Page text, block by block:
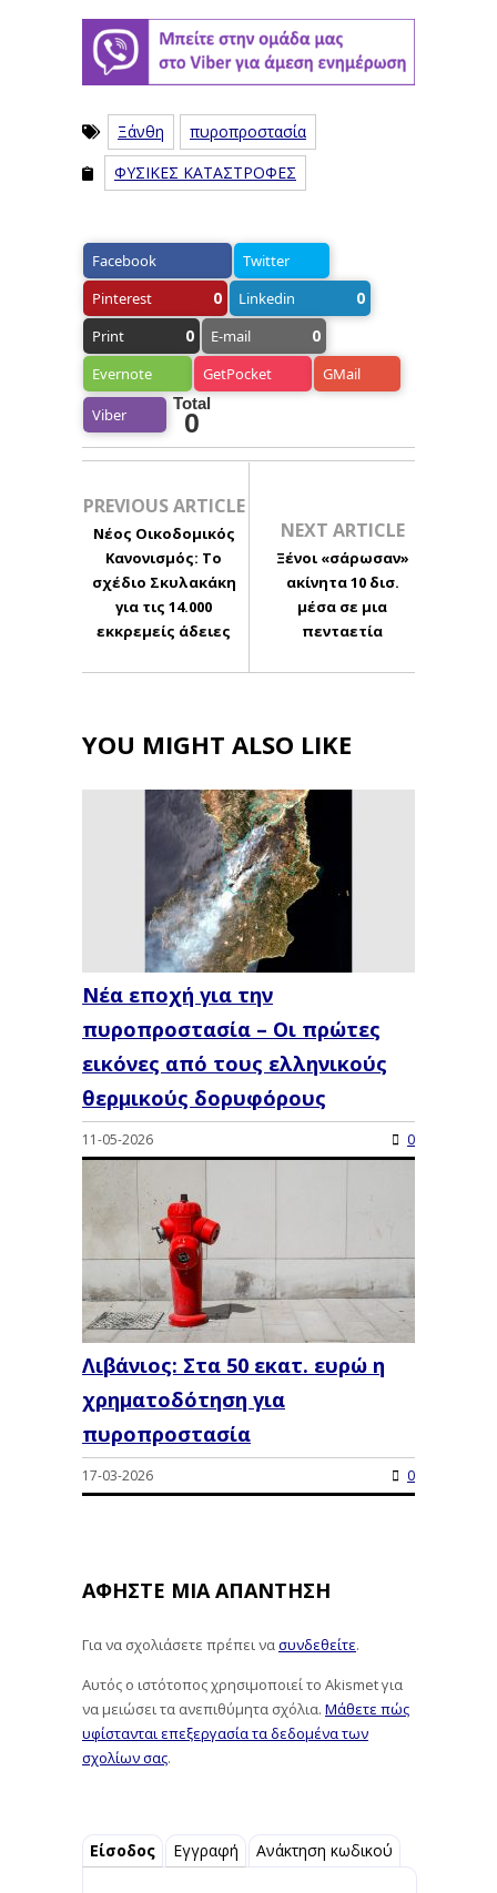
Ξάνθη
πυροπροστασία
ΦΥΣΙΚΕΣ ΚΑΤΑΣΤΡΟΦΕΣ
Facebook
Twitter
Pinterest
0 Linkedin 0
Print 0 E-mail 0
Evernote GetPocket GMail
Viber
Total
0
PREVIOUS ARTICLE
Νέος Οικοδομικός
Κανονισμός: Το
σχέδιο Σκυλακάκη
για τις 14.000
εκκρεμείς άδειες
NEXT ARTICLE
Ξένοι «σάρωσαν»
ακίνητα 10 δισ.
μέσα σε μια
πενταετία
YOU MIGHT ALSO LIKE
Νέα εποχή για την
πυροπροστασία – Οι πρώτες
εικόνες από τους ελληνικούς
θερμικούς δορυφόρους
11-05-2026 0
Λιβάνιος: Στα 50 εκατ. ευρώ η
χρηματοδότηση για
πυροπροστασία
17-03-2026 0
ΑΦΉΣΤΕ ΜΙΑ ΑΠΆΝΤΗΣΗ
Για να σχολιάσετε πρέπει νασυνδεθείτε.
Αυτός ο ιστότοπος χρησιμοποιεί το Akismet για
να μειώσει τα ανεπιθύμητα σχόλια. Μάθετε πώς
υφίστανται επεξεργασία τα δεδομένα των
σχολίων σας.
Είσοδος Εγγραφή Ανάκτηση κωδικού